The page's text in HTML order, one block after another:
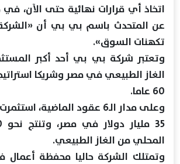
اتخاذ أي قرارات نهائية حتى الآن، في
عن المتحدث باسم بي بي أن
تكهنات السوق».
وتعتبر شركة بي بي أحد أكبر
الغاز الطبيعي في مصر وشريكا
60 عاما.
وعلى مدار الـ6 عقود الماضية،
المحلي من الغاز الطبيعي.
وتمتلك الشركة حاليا محفظة